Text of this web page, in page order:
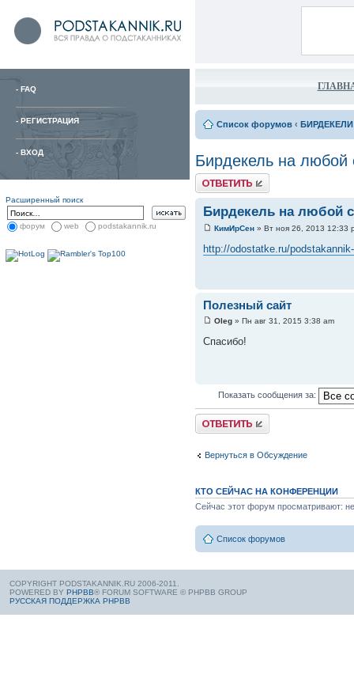
- FAQ
- РЕГИСТРАЦИЯ
- ВХОД
Расширенный поиск
форум web podstakannik.ru
Список форумов ‹ БИРДЕКЕЛИ
Бирдекель на любой
Бирдекель на любой
КимИрСен » Вт ноя 26, 2013 12:33
http://odostatke.ru/
Полезный сайт
Oleg » Пн авг 31, 2015 3:38 am
Спасибо!
Показать сообщения за:
Вернуться в Обсуждение
КТО СЕЙЧАС НА КОНФЕРЕНЦИИ
Сейчас этот форум просматривают:
Список форумов
COPYRIGHT PODSTAKANNIK.RU 2006-2011.
POWERED BY PHPBB® FORUM SOFTWARE © PHPBB GROUP
РУССКАЯ ПОДДЕРЖКА PHPBB